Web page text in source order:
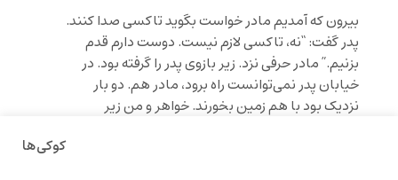
بیرون که آمدیم مادر خواست بگوید تاکسی صدا کنند.
پدر گفت: “نه، تاکسی لازم نیست. دوست دارم قدم
بزنیم.” مادر حرفی نزد. زیر بازوی پدر را گرفته بود. در
خیابان پدر نمی‌توانست راه برود، مادر هم. دو بار
نزدیک بود با هم زمین بخورند. خواهر و من زیر
کوکی‌ها